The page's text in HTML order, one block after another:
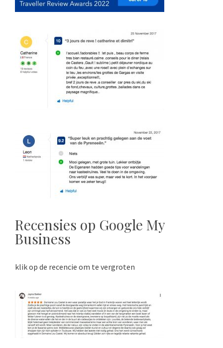
Recensies op Google My
Business
klik op de recencie om te vergroten